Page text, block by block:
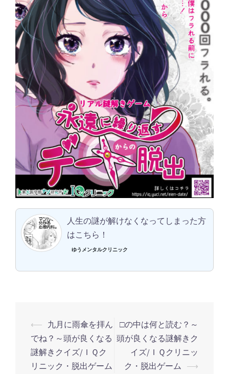
人生の謎が解けなくなってしまった方
はこちら！
ゆうメンタルクリニック
投
稿
ナ
⟵ 九月に雨傘を拝ん
でね？～頭が良くなる
謎解きクイズ/ＩＱク
リニック・脱出ゲーム
□の中は何と読む？～
頭が良くなる謎解きク
イズ/ＩＱクリニッ
ク・脱出ゲーム ⟶